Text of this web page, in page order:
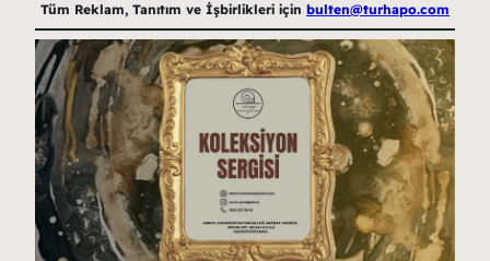
Tüm Reklam, Tanıtım ve İşbirlikleri için bulten@turhapo.com